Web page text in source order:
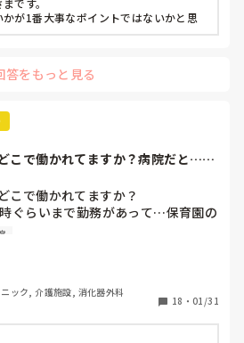
のでは？ウチの部署もスタッフが足
足りない。前向きに捉えて看護師は
と部署は決まってませんが、異動確
かったことは自分でも反省していま
きたいなと思っています。
こまでされたら辞めるよ』とのこ
も確かに理解できますが
臨床経験を積んで学んでいきたいと
です。
が1番大事なポイントではないかと思
忙しくても、人間関係は良好でも、どう
また病棟とは全然違う業務になるの
積みたい気持ちがあるのであれば、ご
異動で行きたくない場所に行かされて
り組んでいることが違うので、探して
。ただ、転職するなら3年は基礎をつ
ます。中途採用は即戦力を期待されま
答をもっと見る
こで働かれてますか？病院だと…や
こで働かれてますか？
ぐらいまで勤務があって…保育園の
とが多くて…
ック, 介護施設, 消化器外科
18 ・ 01/31